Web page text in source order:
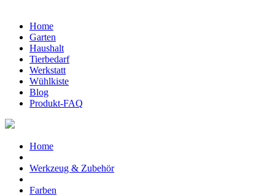
Home
Garten
Haushalt
Tierbedarf
Werkstatt
Wühlkiste
Blog
Produkt-FAQ
Home
Werkzeug & Zubehör
Farben